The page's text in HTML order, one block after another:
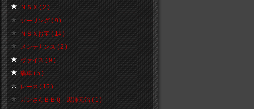
ＮＳＸ ( 2 )
ツーリング ( 9 )
ＮＳＸお宝 ( 14 )
メンテナンス ( 2 )
ヴァイス ( 9 )
痛車 ( 5 )
レース ( 15 )
ガンさんＢＢＱ 黒澤元治 ( 1 )